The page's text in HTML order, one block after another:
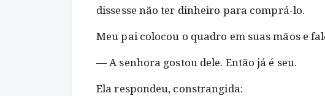
dissesse não ter dinheiro para comprá-lo.
Meu pai colocou o quadro em suas mãos e
― A senhora gostou dele. Então já é seu.
Ela respondeu, constrangida: